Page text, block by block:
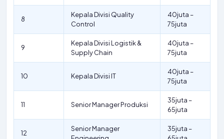
8
Kepala Divisi Quality
Control
40juta –
75juta
9
Kepala Divisi Logistik &
Supply Chain
40juta –
75juta
10 Kepala Divisi IT
40juta –
75juta
11 Senior Manager Produksi
35juta –
65juta
12
Senior Manager
35juta –